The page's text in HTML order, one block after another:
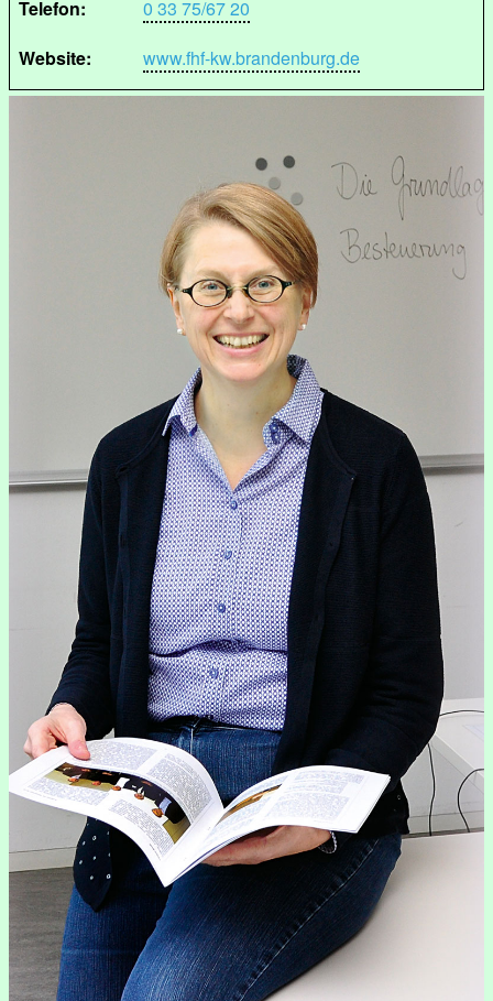
Telefon:
0 33 75/67 20
Website:
www.fhf-kw.brandenburg.de